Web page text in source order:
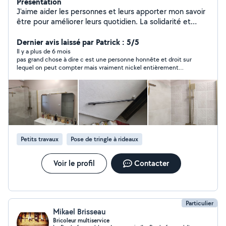
J'aime aider les personnes et leurs apporter mon savoir
être pour améliorer leurs quotidien. La solidarité et
Dernier avis laissé par Patrick : 5/5
Il y a plus de 6 mois
pas grand chose à dire c est une personne honnête et droit sur
lequel on peut compter mais vraiment nickel entièrement
Petits travaux Pose de tringle à rideaux
Voir le profil Contacter
Particulier
Mikael Brisseau
Bricoleur multiservice